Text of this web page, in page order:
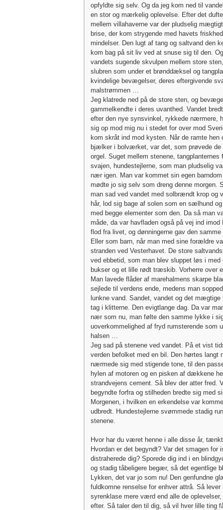
opfyldte sig selv. Og da jeg kom ned til
en stor og mærkelig oplevelse. Efter det
mellem villahaverne var der pludselig
brise, der kom strygende med havets
mindelser. Den lugt af tang og saltvand den
kom bag på sit liv ved at snuse sig til den.
vandets sugende skvulpen mellem store
slubren som under et brønddæksel og
kvindelige bevægelser, deres eftergivende
malstrømmen …
Jeg klatrede ned på de store sten, og
gammelkendte i deres uvanthed. Vandet
efter den nye synsvinkel, rykkede nærmere,
sig op mod mig nu i stedet for over mod
kom skråt ind mod kysten. Når de ramte hen
bjælker i bolværket, var det, som prøvede de
orgel. Suget mellem stenene, tangplanternes
svajen, hundestejlerne, som man pludselig
nær igen. Man var kommet sin egen
mødte jo sig selv som dreng denne morgen.
man sad ved vandet med solbrændt krop og
hår, lod sig bage af solen som en sælhund
med begge elementer som den. Da så man
måde, da var havfladen også på vej ind imod
flod fra livet, og dønningerne gav den
Eller som barn, når man med sine forældre
stranden ved Vesterhavet. De store
ved ebbetid, som man blev sluppet løs i med
bukser og et lille rødt træskib. Vorherre over
Man lavede flåder af marehalmens skarpe
sejlede til verdens ende, medens man
lunkne vand. Sandet, vandet og det
tag i klitterne. Den evigtlange dag. Da var
nær som nu, man følte den samme lykke i
uoverkommelighed af fryd rumsterende som
halsen …
Jeg sad på stenene ved vandet. På et vist
verden befolket med en bil. Den hørtes langt
nærmede sig med stigende tone, til den
hylen af motoren og en pisken af dækkene
strandvejens cement. Så blev der atter fred.
begyndte forfra og stilheden bredte sig med
Morgenen, i hvilken en erkendelse var
udbredt. Hundestejlerne svømmede stadig
stenene.
Hvor har du været henne i alle disse år,
Hvordan er det begyndt? Var det smagen for
distraherede dig? Sporede dig ind i en
og stadig tåbeligere begær, så det egentlige
Lykken, det var jo som nu! Den genfundne
fuldkomne renselse for enhver attrå. Så lever
syrenklase mere værd end alle de oplevelser,
efter. Så taler den til dig, så vil hver lille ting